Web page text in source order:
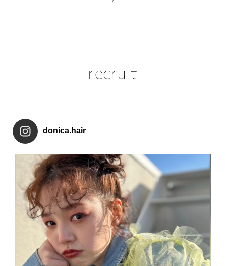
donica.hair